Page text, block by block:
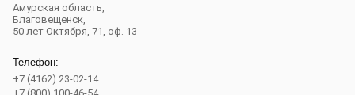
Амурская область,
Благовещенск,
50 лет Октября, 71, оф. 13
Телефон:
+7 (4162) 23-02-14